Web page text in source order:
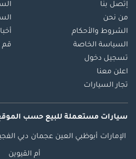
إتصل بنا
من نحن
الشروط والأحكام
السياسة الخاصة
تسجيل دخول
اعلن معنا
تجار السيارات
قم
سيارات مستعملة للبيع حسب
الإمارات أبوظبي العين عجمان دبي
أم القيوين